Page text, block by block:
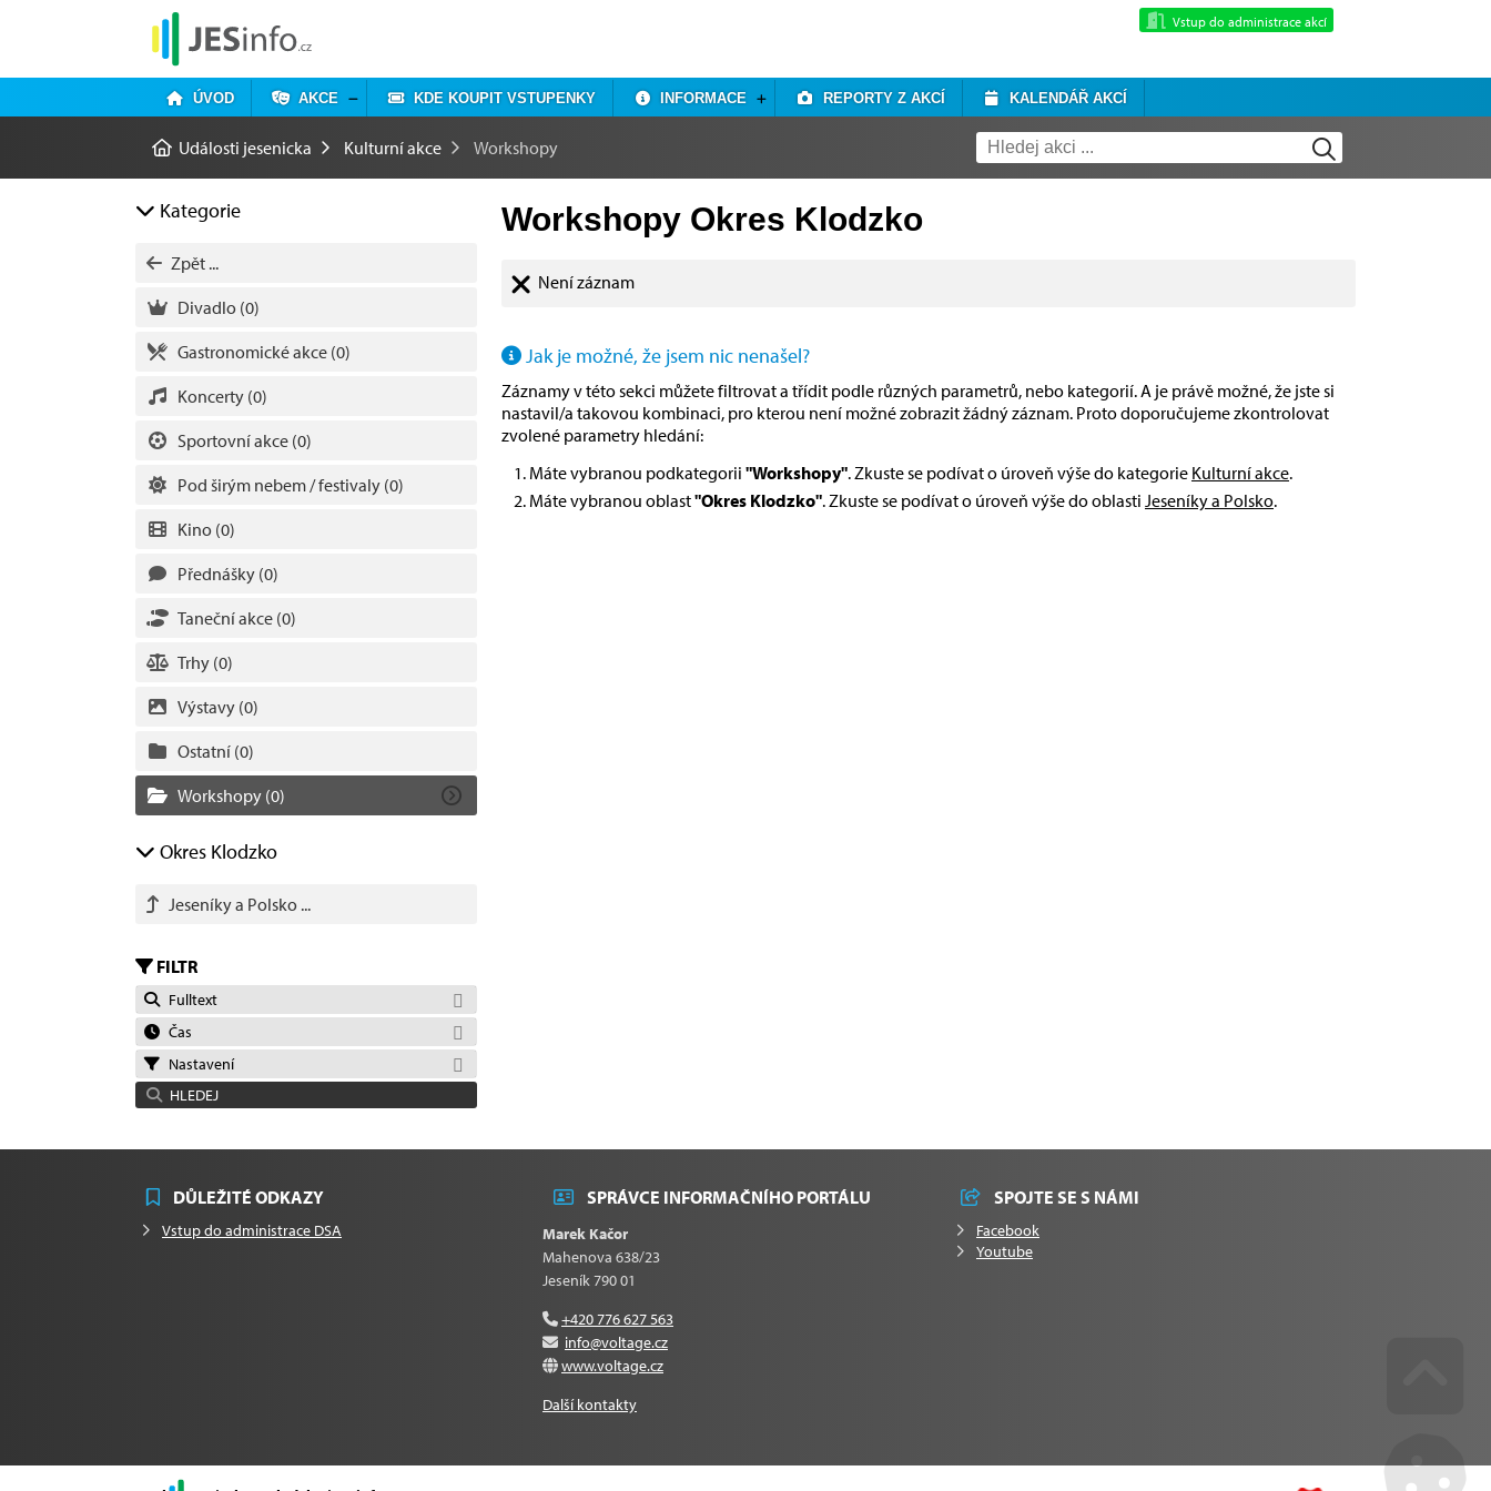
Vstup do administrace akcí
ÚVOD AKCE KDE KOUPIT VSTUPENKY INFORMACE REPORTY Z AKCÍ KALENDÁŘ AKCÍ
Události jesenicka Kulturní akce Workshopy
Kategorie
Zpět ...
Divadlo (0)
Gastronomické akce (0)
Koncerty (0)
Sportovní akce (0)
Pod širým nebem / festivaly (0)
Kino (0)
Přednášky (0)
Taneční akce (0)
Trhy (0)
Výstavy (0)
Ostatní (0)
Workshopy (0)
Okres Klodzko
Jeseníky a Polsko ...
FILTR
Fulltext
Čas
Nastavení
HLEDEJ
Workshopy Okres Klodzko
Není záznam
Jak je možné, že jsem nic nenašel?
Záznamy v této sekci můžete filtrovat a třídit podle různých parametrů, nebo kategorií. A je právě možné, že jste si
nastavil/a takovou kombinaci, pro kterou není možné zobrazit žádný záznam. Proto doporučujeme zkontrolovat
zvolené parametry hledání:
Máte vybranou podkategorii "Workshopy". Zkuste se podívat o úroveň výše do kategorie Kulturní akce.
Máte vybranou oblast"Okres Klodzko". Zkuste se podívat o úroveň výše do oblasti Jeseníky a Polsko.
DŮLEŽITÉ ODKAZY
Vstup do administrace DSA
SPRÁVCE INFORMAČNÍHO PORTÁLU
Marek Kačor
Mahenova 638/23
Jeseník 790 01
+420 776 627 563
info@voltage.cz
www.voltage.cz
Další kontakty
SPOJTE SE S NÁMI
Facebook
Youtube